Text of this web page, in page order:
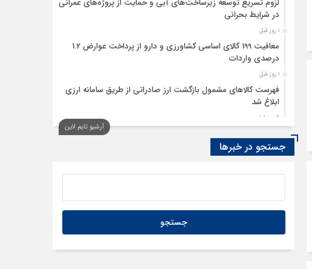
لزوم تسریع توسعه زیرساخت‌های آبی و حمایت از پروژه‌های عمرانی
در شرایط بحرانی
1 روز قبل
معافیت 199 کالای اساسی کشاورزی و دارو از پرداخت عوارض 1.2
درصدی واردات
1 روز قبل
فهرست کالاهای مشمول بازگشت ارز صادراتی از طریق سامانه ارزی
ابلاغ شد
2 روز قبل
در عصر عدم‌قطعیت، مزیت رقابتی بنگاه‌ها، تاب‌آوری است
2 روز قبل
صدور مجوز شرکت‌های حمل‌ونقل درون‌شهری
آرشیو تایم لاین
جستجو در خبرها